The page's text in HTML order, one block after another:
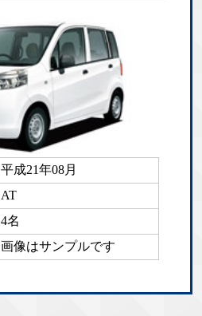
平成21年08月
AT
4名
画像はサンプルです